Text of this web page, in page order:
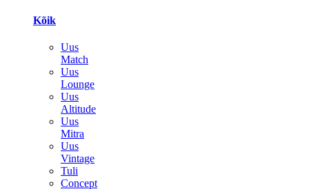
Kõik
Uus
Match
Uus
Lounge
Uus
Altitude
Uus
Mitra
Uus
Vintage
Tuli
Concept